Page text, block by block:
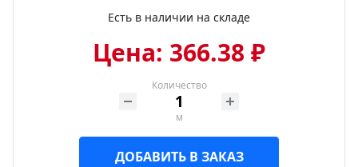
Есть в наличии на складе
Цена: 366.38 ₽
Количество
м
ДОБАВИТЬ В ЗАКАЗ